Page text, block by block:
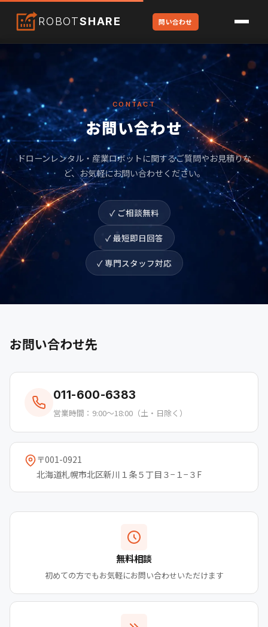
ROBOTSHARE 問い合わせ
CONTACT
お問い合わせ
ドローンレンタル・産業ロボットに関するご質問やお見積りな
ど、お気軽にお問い合わせください。
✓ ご相談無料
✓ 最短即日回答
✓ 専門スタッフ対応
お問い合わせ先
011-600-6383
営業時間：9:00〜18:00（土・日除く）
〒001-0921
北海道札幌市北区新川１条５丁目３−１−３F
無料相談
初めての方でもお気軽にお問い合わせいただけます